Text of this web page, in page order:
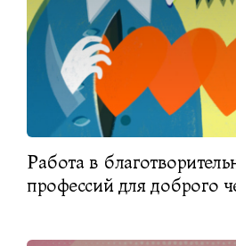
Работа в
профессий для доброго